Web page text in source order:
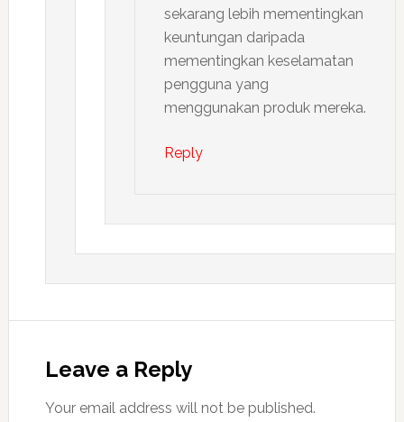
sekarang lebih mementingkan
keuntungan daripada
mementingkan keselamatan
pengguna yang
menggunakan produk mereka.
Reply
Leave a Reply
Your email address will not be published.